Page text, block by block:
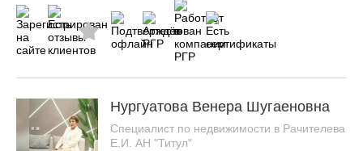
Нургуатова Венера Шугаеновна
Специалист по недвижимости в Рачителева
Е.И. АН "Титул"